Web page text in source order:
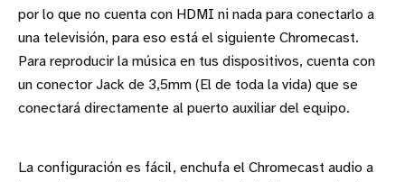
por lo que no cuenta con HDMI ni nada para conectarlo a
una televisión, para eso está el siguiente Chromecast.
Para reproducir la música en tus dispositivos, cuenta con
un conector Jack de 3,5mm (El de toda la vida) que se
conectará directamente al puerto auxiliar del equipo.
La configuración es fácil, enchufa el Chromecast audio a